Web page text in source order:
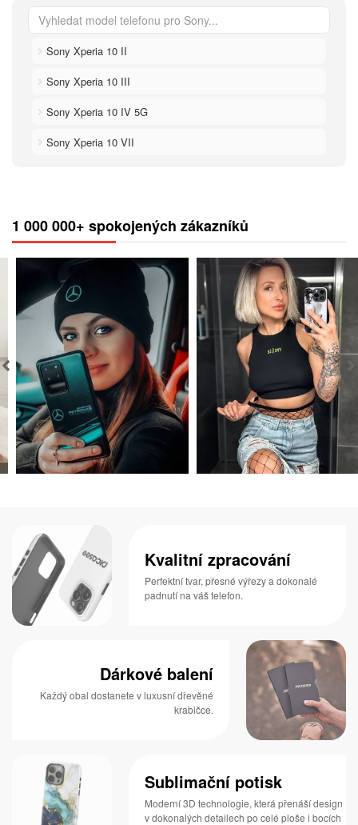
Sony Xperia 10 II
Sony Xperia 10 III
Sony Xperia 10 IV 5G
Sony Xperia 10 VII
1 000 000+ spokojených zákazníků
Kvalitní zpracování
Perfektní tvar, přesné výřezy a dokonalé
padnutí na váš telefon.
Dárkové balení
Každý obal dostanete v luxusní dřevěné
krabičce.
Sublimační potisk
Moderní 3D technologie, která přenáší design
v dokonalých detailech po celé ploše i bocích